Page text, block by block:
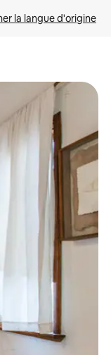
la langue d'origine
et en faisant glisser.